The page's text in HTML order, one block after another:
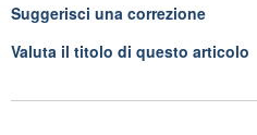
Suggerisci una correzione
Valuta il titolo di questo articolo